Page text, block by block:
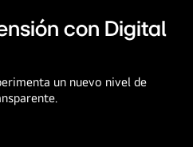
con Digital
un nuevo nivel de